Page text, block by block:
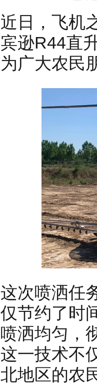
近日，飞机
宾逊R44直
为广大农民
这次喷洒任
仅节约了时
喷洒均匀，
这一技术不
北地区的农